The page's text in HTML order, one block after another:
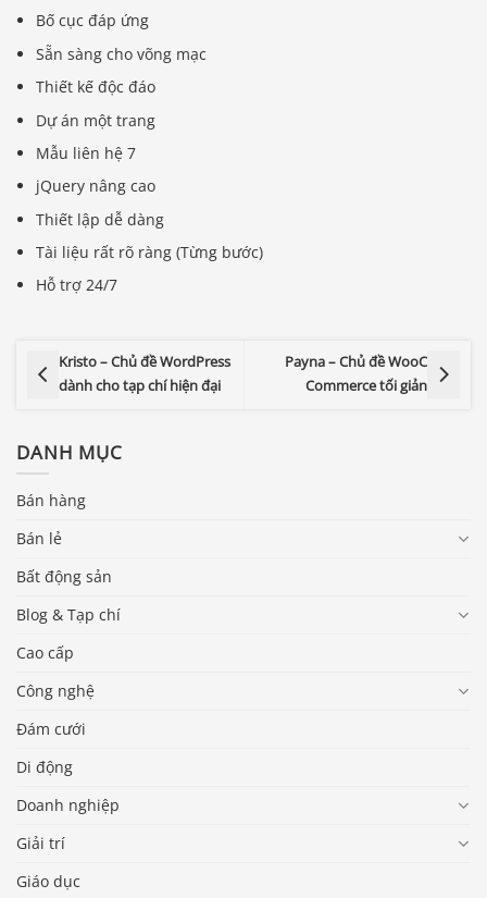
Bố cục đáp ứng
Sẵn sàng cho võng mạc
Thiết kế độc đáo
Dự án một trang
Mẫu liên hệ 7
jQuery nâng cao
Thiết lập dễ dàng
Tài liệu rất rõ ràng (Từng bước)
Hỗ trợ 24/7
Kristo – Chủ đề WordPress
dành cho tạp chí hiện đại
Payna – Chủ đề WooC
Commerce tối giản
DANH MỤC
Bán hàng
Bán lẻ
Bất động sản
Blog & Tạp chí
Cao cấp
Công nghệ
Đám cưới
Di động
Doanh nghiệp
Giải trí
Giáo dục